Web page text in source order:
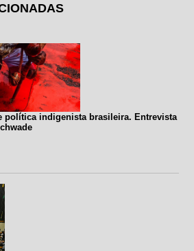
política indigenista brasileira. Entrevista